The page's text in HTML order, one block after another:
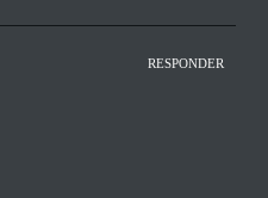
RESPONDER